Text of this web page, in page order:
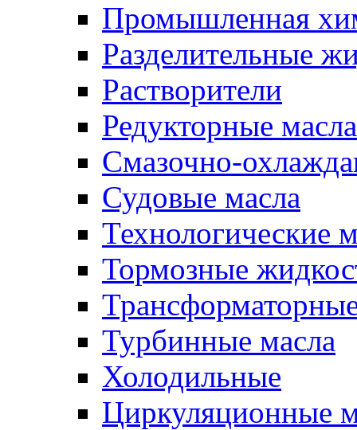
Промышленная
Разделительные
Растворители
Редукторные масла
Смазочно-
Судовые масла
Технологические
Тормозные
Турбинные масла
Холодильные
Циркуляционные